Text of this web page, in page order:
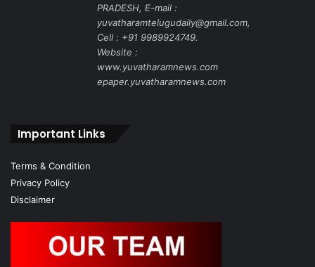
PRADESH, E-mail :
yuvatharamtelugudaily@gmail.com,
Cell : +91 9989924749.
Website :
www.yuvatharamnews.com
epaper.yuvatharamnews.com
Important Links
Terms & Condition
Privacy Policy
Disclaimer